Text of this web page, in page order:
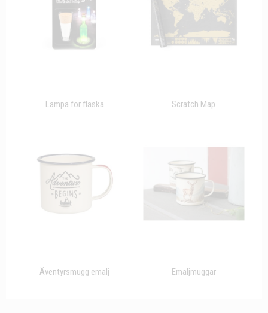
Lampa för flaska Scratch Map
Äventyrsmugg emalj Emaljmuggar